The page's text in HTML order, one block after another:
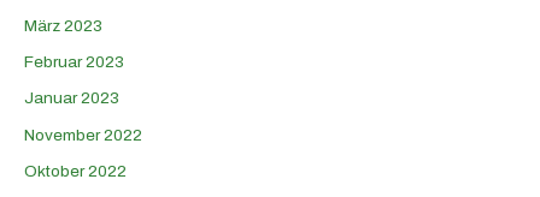
März 2023
Februar 2023
Januar 2023
November 2022
Oktober 2022